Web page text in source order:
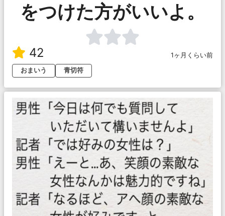
をつけた方がいいよ。
42
1ヶ月くらい前
おまいう
青切符